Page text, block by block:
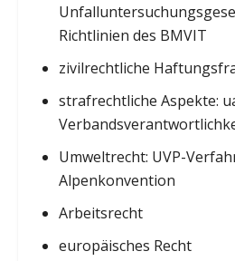
Richtlinien des BMVIT
zivilrechtliche
strafrechtliche Aspekte:
Umweltrecht: UVP-
Alpenkonvention
Arbeitsrecht
europäisches Recht